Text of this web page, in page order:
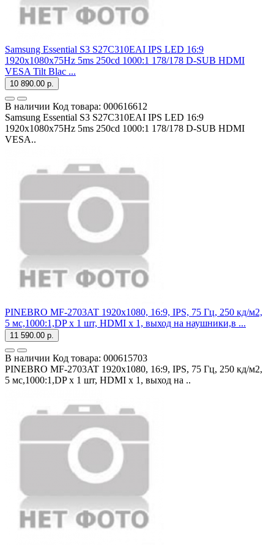
Samsung Essential S3 S27C310EAI IPS LED 16:9
1920x1080x75Hz 5ms 250cd 1000:1 178/178 D-SUB HDMI
VESA Tilt Blac ...
10 890.00 р.
В наличии Код товара: 000616612
Samsung Essential S3 S27C310EAI IPS LED 16:9
1920x1080x75Hz 5ms 250cd 1000:1 178/178 D-SUB HDMI
VESA..
PINEBRO MF-2703AT 1920x1080, 16:9, IPS, 75 Гц, 250 кд/м2,
5 мс,1000:1,DP х 1 шт, HDMI х 1, выход на наушники,в ...
11 590.00 р.
В наличии Код товара: 000615703
PINEBRO MF-2703AT 1920x1080, 16:9, IPS, 75 Гц, 250 кд/м2,
5 мс,1000:1,DP х 1 шт, HDMI х 1, выход на ..